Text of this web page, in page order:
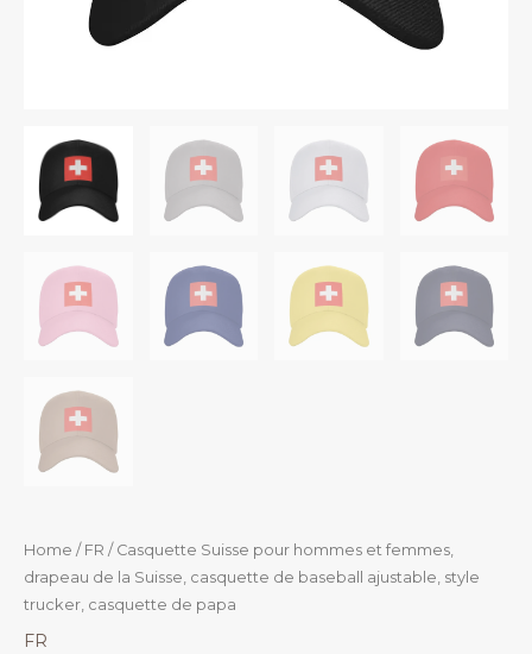
Home / FR / Casquette Suisse pour hommes et femmes,
drapeau de la Suisse, casquette de baseball ajustable, style
trucker, casquette de papa
FR